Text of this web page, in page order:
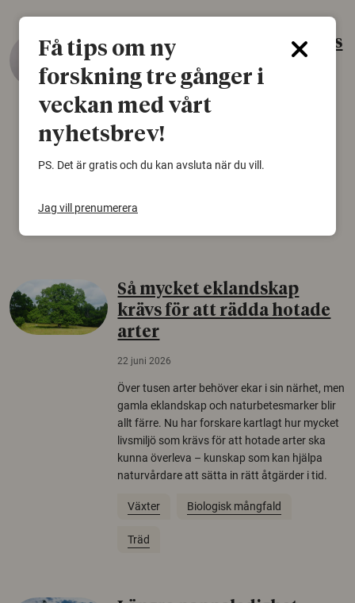
Gammalt skinn var Sveriges
äldsta sko
22 juni 2026
björnfäll visar sig vara delar av en 2000 år
skomode och beskrivs som mycket ovanligt i
Så mycket eklandskap
krävs för att rädda hotade
arter
22 juni 2026
Över tusen arter behöver ekar i sin närhet, men
gamla eklandskap och naturbetesmarker blir
allt färre. Nu har forskare kartlagt hur mycket
livsmiljö som krävs för att hotade arter ska
kunna överleva – kunskap som kan hjälpa
naturvårdare att sätta in rätt åtgärder i tid.
Växter Biologisk mångfald
Träd
Få tips om ny
forskning tre gånger i
veckan med vårt
nyhetsbrev!
PS. Det är gratis och du kan avsluta när du vill.
Jag vill prenumerera